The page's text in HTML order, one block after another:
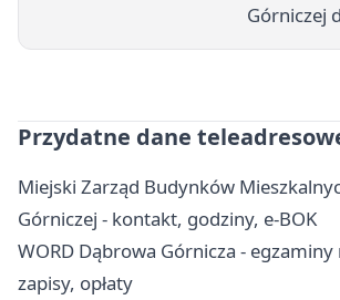
Górniczej
Przydatne dane
Miejski Zarząd Budynków
Górniczej - kontakt, godziny, e-BOK
WORD Dąbrowa Górnicza -
zapisy, opłaty